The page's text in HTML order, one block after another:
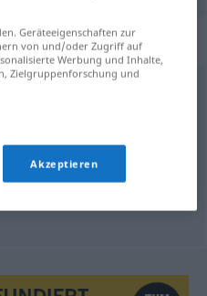
,(die) Kunde
Geräteeigenschaften zur
von und/oder Zugriff auf
Werbung und Inhalte,
Zielgruppenforschung und
Akzeptieren